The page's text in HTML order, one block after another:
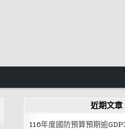
近期文章
116年度國防預算預期逾